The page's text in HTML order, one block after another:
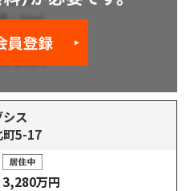
ス
町5-17
3,280万円